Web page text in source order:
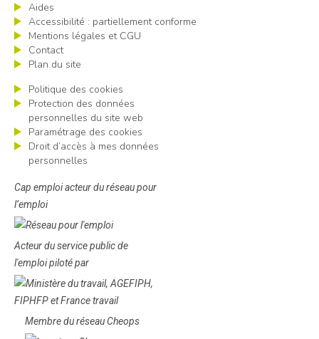
Aides
Accessibilité : partiellement conforme
Mentions légales et CGU
Contact
Plan du site
Politique des cookies
Protection des données
personnelles du site web
Paramétrage des cookies
Droit d’accès à mes données
personnelles
Cap emploi acteur du réseau pour
l’emploi
Acteur du service public de
l'emploi piloté par
Membre du réseau Cheops